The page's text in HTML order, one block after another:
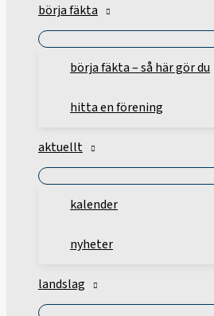
börja fäkta
börja fäkta – så här gör du
hitta en förening
aktuellt
kalender
nyheter
landslag